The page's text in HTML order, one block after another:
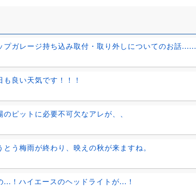
プガレージ持ち込み取付・取り外しについてのお話......
も良い天気です！！！
のピットに必要不可欠なアレが、、
とう梅雨が終わり、映えの秋が来ますね。
...！ハイエースのヘッドライトが...！